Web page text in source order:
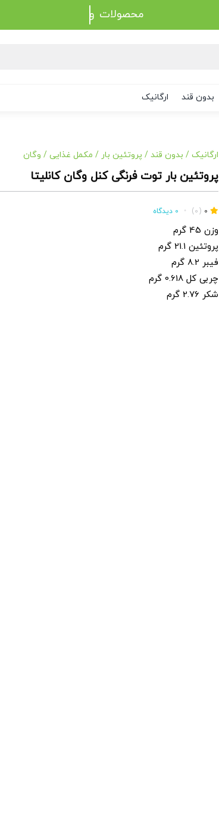
محصولات
بدون قند ارگانیک
ارگانیک / بدون قند / پروتئین بار / مکمل غذایی / وگان
پروتئین بار توت فرنگی کنل وگان کانلیتا
0
(0)
• 0 دیدگاه
وزن 45 گرم
پروتئین 21.1 گرم
فیبر 8.2 گرم
چربی کل 0.618 گرم
شکر 2.76 گرم